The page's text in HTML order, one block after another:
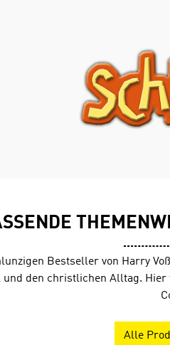
Bestseller von Harry
und den christlichen Alltag.
Alle